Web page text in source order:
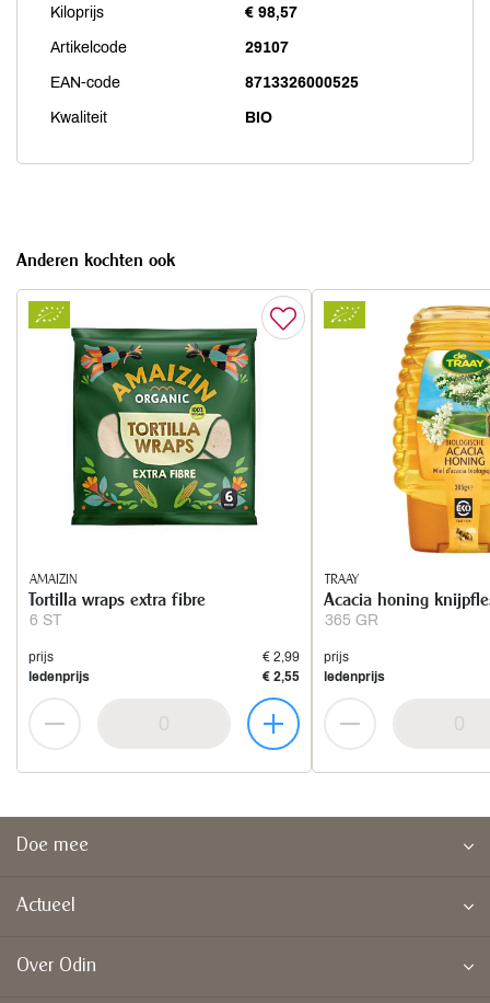
Kiloprijs € 98,57
Artikelcode 29107
EAN-code 8713326000525
Kwaliteit BIO
Anderen kochten ook
AMAIZIN
6 ST
Tortilla wraps extra fibre
prijs
€ 2,99
ledenprijs
€ 2,55
TRAAY
365 GR
Acacia honing
prijs
ledenprijs
Doe mee
Actueel
Over Odin